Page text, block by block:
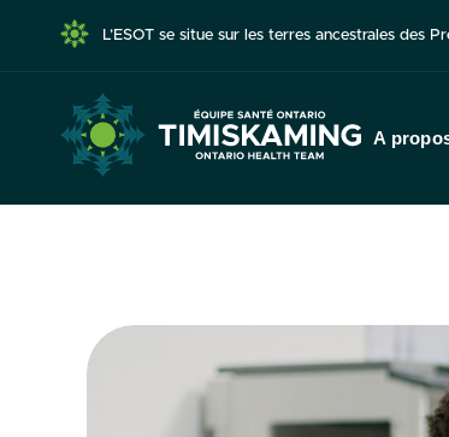
L’ESOT se situe sur les terres ancestrales des
A